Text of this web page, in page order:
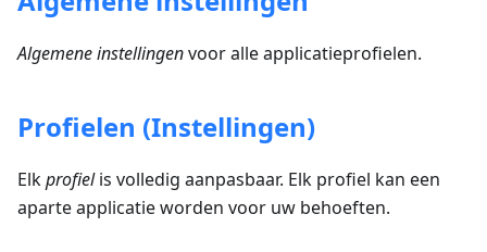
Algemene instellingenvoor alle applicatieprofielen.
Profielen (Instellingen)
Elkprofielis volledig aanpasbaar. Elk profiel kan een
aparte applicatie worden voor uw behoeften.